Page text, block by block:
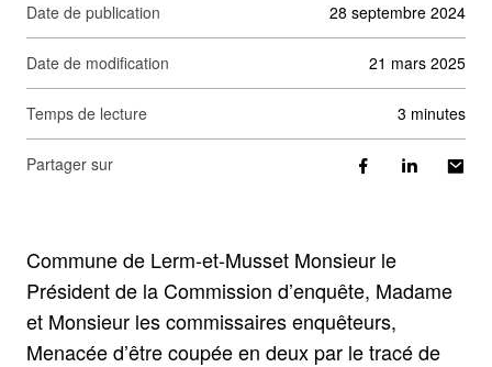
Date de publication 28 septembre 2024
Date de modification 21 mars 2025
Temps de lecture 3 minutes
Partager sur
Commune de Lerm-et-Musset Monsieur le
Président de la Commission d’enquête, Madame
et Monsieur les commissaires enquêteurs,
Menacée d’être coupée en deux par le tracé de